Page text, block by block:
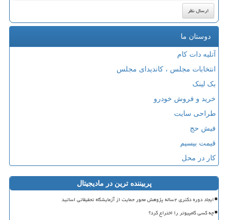
دوستان ما
آتلیه دات کام
انتخابات مجلس ، کاندیدای مجلس
بک لینک
خرید و فروش خودرو
طراحی سایت
فیش حج
قیمت بیسیم
کار در محل
پربیننده ترین در مادیجیتال
ایجاد دوره دکتری ۲ساله پژوهش محور حمایت از آزمایشگاه تحقیقاتی اساتید
چه کسی کامپیوتر را اختراع کرد؟